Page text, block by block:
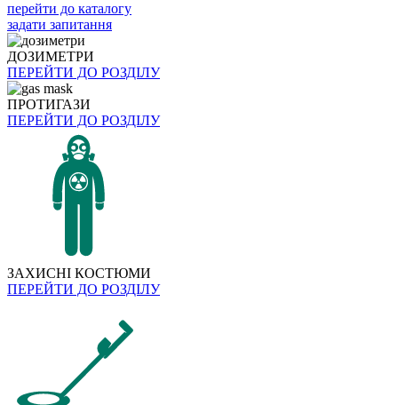
перейти до каталогу
задати запитання
ДОЗИМЕТРИ
ПЕРЕЙТИ ДО РОЗДІЛУ
ПРОТИГАЗИ
ПЕРЕЙТИ ДО РОЗДІЛУ
ЗАХИСНІ КОСТЮМИ
ПЕРЕЙТИ ДО РОЗДІЛУ